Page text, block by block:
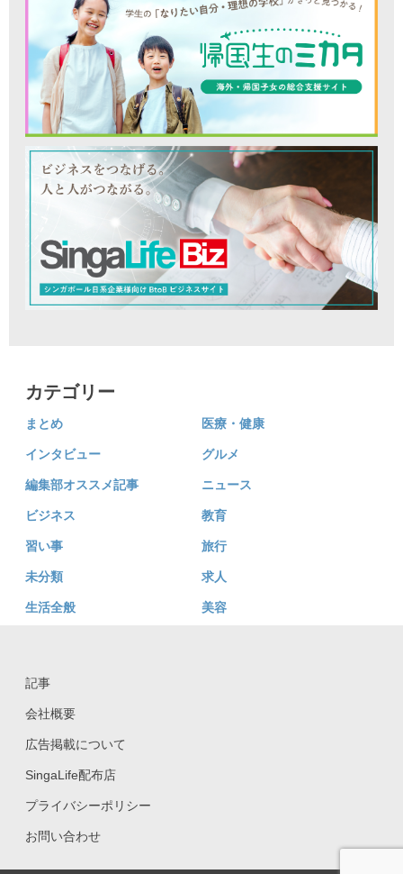
カテゴリー
まとめ 医療・健康
インタビュー グルメ
編集部オススメ記事 ニュース
ビジネス 教育
習い事 旅行
未分類 求人
生活全般 美容
記事
会社概要
広告掲載について
SingaLife配布店
プライバシーポリシー
お問い合わせ